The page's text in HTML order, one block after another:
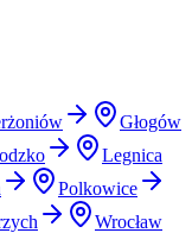
Głogów
Legnica
Polkowice
Wrocław